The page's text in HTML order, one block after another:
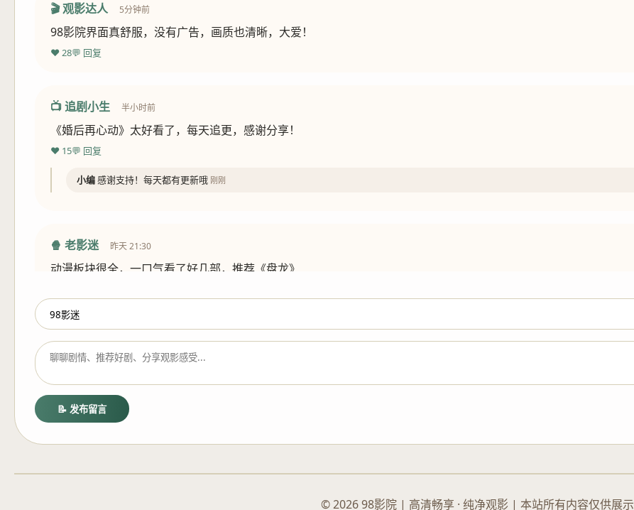
🎬 观影达人 5分钟前
98影院界面真舒服，没有广告，画质也清晰，大爱！
❤️ 28💬 回复
📺 追剧小生 半小时前
《婚后再心动》太好看了，每天追更，感谢分享！
❤️ 15💬 回复
小编感谢支持！每天都有更新哦 刚刚
🍿 老影迷 昨天 21:30
动漫板块很全，一口气看了好几部，推荐《盘龙》
📝 发布留言
© 2026 98影院 | 高清畅享 · 纯净观影 | 本站所有内容仅供展示